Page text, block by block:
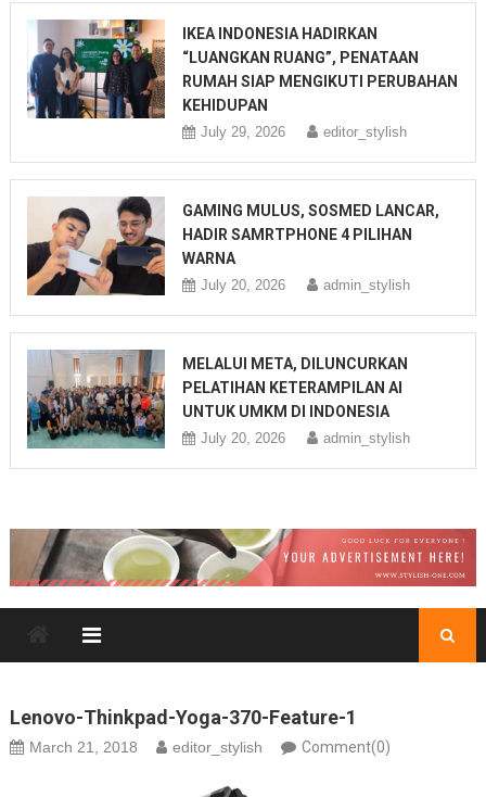
IKEA INDONESIA HADIRKAN
“LUANGKAN RUANG”, PENATAAN
RUMAH SIAP MENGIKUTI PERUBAHAN
KEHIDUPAN
July 29, 2026 editor_stylish
GAMING MULUS, SOSMED LANCAR,
HADIR SAMRTPHONE 4 PILIHAN
WARNA
July 20, 2026 admin_stylish
MELALUI META, DILUNCURKAN
PELATIHAN KETERAMPILAN AI
UNTUK UMKM DI INDONESIA
July 20, 2026 admin_stylish
Lenovo-Thinkpad-Yoga-370-Feature-1
March 21, 2018 editor_stylish Comment(0)